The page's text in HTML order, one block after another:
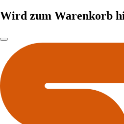
Wird zum Warenkorb